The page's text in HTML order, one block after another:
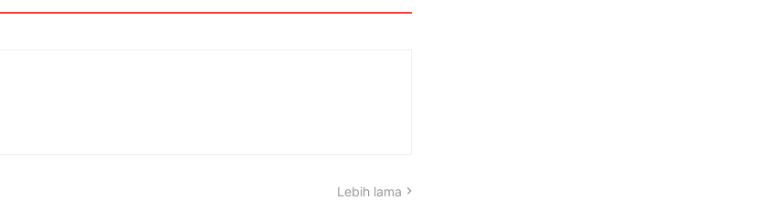
Lebih lama